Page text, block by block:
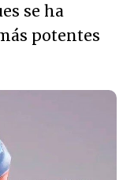
se ha
potentes